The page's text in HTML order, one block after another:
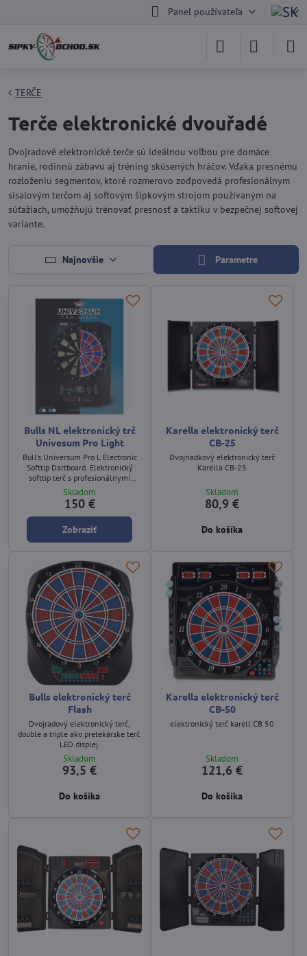
Panel používateľa
TERČE
Terče elektronické dvouřadé
Dvojradové elektronické terče sú ideálnou voľbou pre domáce
hranie, rodinnú zábavu aj tréning skúsených hráčov. Vďaka presnému
rozloženiu segmentov, ktoré rozmerovo zodpovedá profesionálnym
sisalovým terčom aj softovým šípkovým strojom používaným na
súťažiach, umožňujú trénovať presnosť a taktiku v bezpečnej softovej
variante.
Najnovšie Parametre
Bulls NL elektronický trč
Univesum Pro Light
Bull’s Universum Pro L Electronic
Softtip Dartboard. Elektronický
softtip terč s profesionálnymi
rozmermi a dvoma LED displejmi.
Skladom
150 €
Zobraziť
Karella elektronický terč
CB-25
Dvojriadkový elektronický terč
Karella CB-25
Skladom
80,9 €
Do košíka
Bulls elektronický terč
Flash
Dvojradový elektronický terč,
double a triple ako pretekárske terč.
LED displej.
Skladom
93,5 €
Do košíka
Karella elektronický terč
CB-50
elektronický terč karell CB 50
Skladom
121,6 €
Do košíka